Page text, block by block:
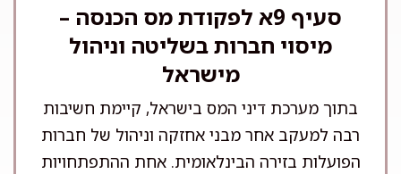
סעיף 9א לפקודת מס הכנסה –
מיסוי חברות בשליטה וניהול
מישראל
בתוך מערכת דיני המס בישראל, קיימת חשיבות
רבה למעקב אחר מבני אחזקה וניהול של חברות
הפועלות בזירה הבינלאומית. אחת ההתפתחויות